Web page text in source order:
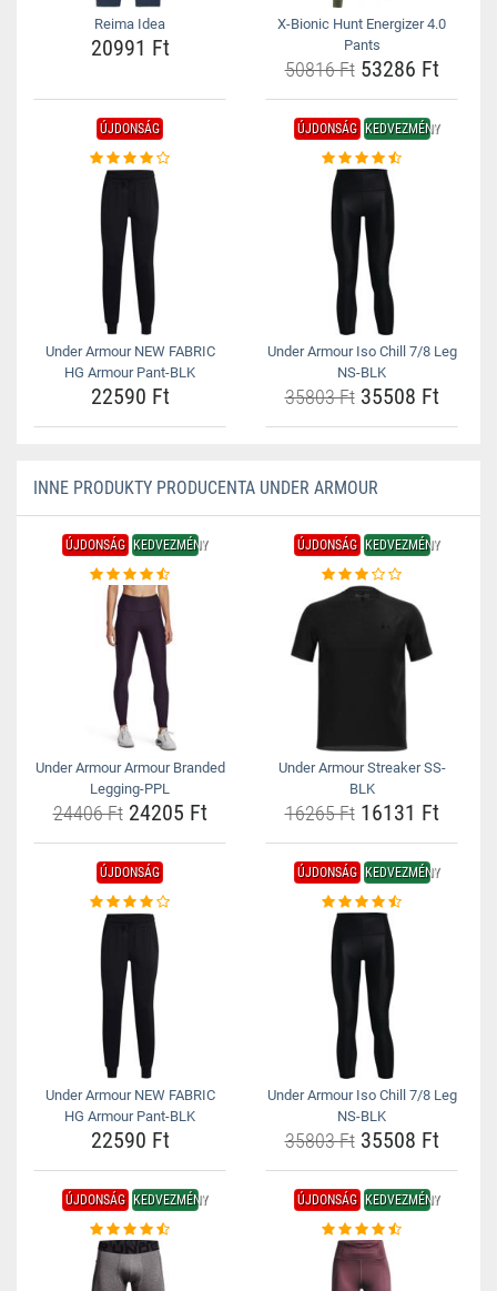
Reima Idea
20991 Ft
X-Bionic Hunt Energizer 4.0
Pants
50816 Ft53286 Ft
ÚJDONSÁG
Under Armour NEW FABRIC
HG Armour Pant-BLK
22590 Ft
ÚJDONSÁG KEDVEZMÉNY
Under Armour Iso Chill 7/8 Leg
NS-BLK
35803 Ft35508 Ft
INNE PRODUKTY PRODUCENTA UNDER ARMOUR
ÚJDONSÁG KEDVEZMÉNY
Under Armour Armour Branded
Legging-PPL
24406 Ft24205 Ft
ÚJDONSÁG KEDVEZMÉNY
Under Armour Streaker SS-
BLK
16265 Ft16131 Ft
ÚJDONSÁG
Under Armour NEW FABRIC
HG Armour Pant-BLK
22590 Ft
ÚJDONSÁG KEDVEZMÉNY
Under Armour Iso Chill 7/8 Leg
NS-BLK
35803 Ft35508 Ft
ÚJDONSÁG KEDVEZMÉNY ÚJDONSÁG KEDVEZMÉNY